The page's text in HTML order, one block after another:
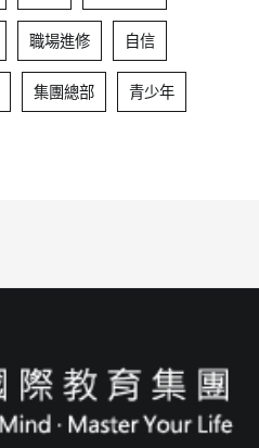
職場進修 自信
集團總部 青少年